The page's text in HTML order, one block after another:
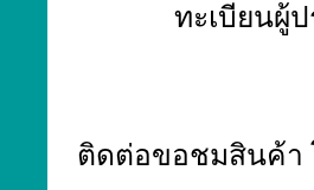
ทะเบียนผู้
ติดต่อขอชมสินค้า โ